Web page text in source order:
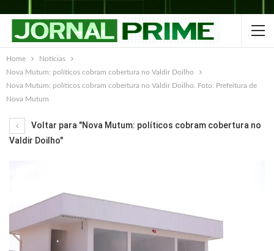
Home
Notícias
Nova Mutum: políticos cobram cobertura no Valdir Doilho
Nova Mutum: políticos cobram cobertura no Valdir Doilho. Foto: Prefeitura de
Nova Mutum
Voltar para "Nova Mutum: políticos cobram cobertura no
Valdir Doilho"